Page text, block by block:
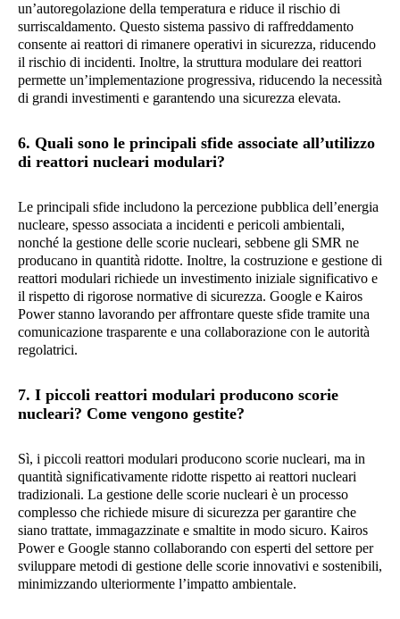
un’autoregolazione della temperatura e riduce il rischio di
surriscaldamento. Questo sistema passivo di raffreddamento
consente ai reattori di rimanere operativi in sicurezza, riducendo
il rischio di incidenti. Inoltre, la struttura modulare dei reattori
permette un’implementazione progressiva, riducendo la necessità
di grandi investimenti e garantendo una sicurezza elevata.
6. Quali sono le principali sfide associate all’utilizzo
di reattori nucleari modulari?
Le principali sfide includono la percezione pubblica dell’energia
nucleare, spesso associata a incidenti e pericoli ambientali,
nonché la gestione delle scorie nucleari, sebbene gli SMR ne
producano in quantità ridotte. Inoltre, la costruzione e gestione di
reattori modulari richiede un investimento iniziale significativo e
il rispetto di rigorose normative di sicurezza. Google e Kairos
Power stanno lavorando per affrontare queste sfide tramite una
comunicazione trasparente e una collaborazione con le autorità
regolatrici.
7. I piccoli reattori modulari producono scorie
nucleari? Come vengono gestite?
Sì, i piccoli reattori modulari producono scorie nucleari, ma in
quantità significativamente ridotte rispetto ai reattori nucleari
tradizionali. La gestione delle scorie nucleari è un processo
complesso che richiede misure di sicurezza per garantire che
siano trattate, immagazzinate e smaltite in modo sicuro. Kairos
Power e Google stanno collaborando con esperti del settore per
sviluppare metodi di gestione delle scorie innovativi e sostenibili,
minimizzando ulteriormente l’impatto ambientale.